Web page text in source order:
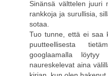
Sinänsä välttelen juuri
rankkoja ja surullisia,
sotaa.
Tuo tunne, että ei saa
puutteellisesta
googlaamalla löytyy
naureskelevat aina